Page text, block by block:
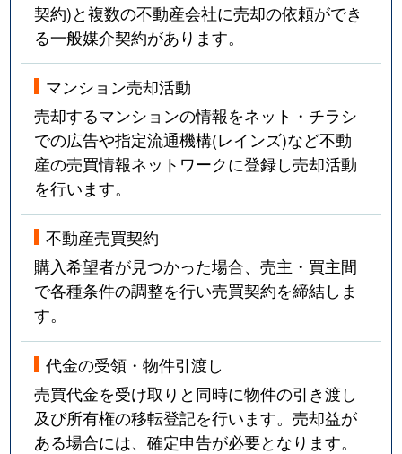
契約)と複数の不動産会社に売却の依頼ができ
る一般媒介契約があります。
マンション売却活動
売却するマンションの情報をネット・チラシ
での広告や指定流通機構(レインズ)など不動
産の売買情報ネットワークに登録し売却活動
を行います。
不動産売買契約
購入希望者が見つかった場合、売主・買主間
で各種条件の調整を行い売買契約を締結しま
す。
代金の受領・物件引渡し
売買代金を受け取りと同時に物件の引き渡し
及び所有権の移転登記を行います。売却益が
ある場合には、確定申告が必要となります。